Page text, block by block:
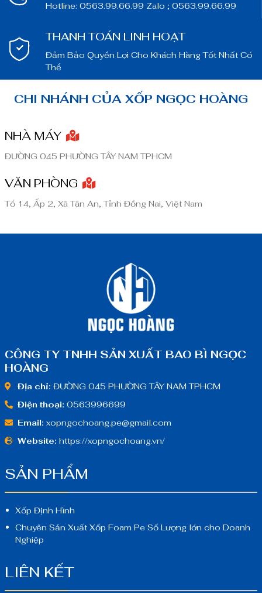
Hotline: 0563.99.66.99 Zalo ; 0563.99.66.99
THANH TOÁN LINH HOẠT
Đảm Bảo Quyền Lợi Cho Khách Hàng Tốt Nhất Có
Thể
CHI NHÁNH CỦA XỐP NGỌC HOÀNG
NHÀ MÁY
ĐƯỜNG 045 PHƯỜNG TÂY NAM TPHCM
VĂN PHÒNG
Tổ 14, Ấp 2, Xã Tân An, Tỉnh Đồng Nai, Việt Nam
CÔNG TY TNHH SẢN XUẤT BAO BÌ NGỌC
HOÀNG
Địa chỉ: ĐƯỜNG 045 PHƯỜNG TÂY NAM TPHCM
Điện thoại: 0563996699
Email: xopngochoang.pe@gmail.com
Website: https://xopngochoang.vn/
SẢN PHẨM
Xốp Định Hình
Chuyên Sản Xuất Xốp Foam Pe Số Lượng lớn cho Doanh
Nghiệp
LIÊN KẾT